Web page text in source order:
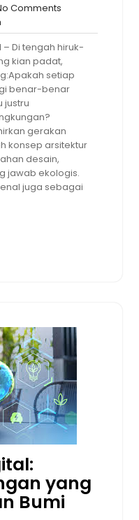
Comments
pm
Di tengah hiruk-
kian padat,
setiap
benar-benar
justru
gerakan
konsep arsitektur
desain,
jawab ekologis.
juga sebagai
yang
Bumi